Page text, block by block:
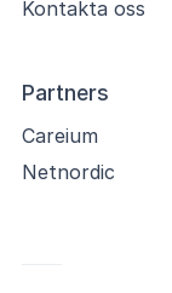
Kontakta oss
Partners
Careium
Netnordic